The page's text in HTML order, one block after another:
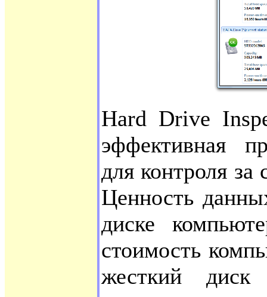
Hard Drive
эффективная
для контроля за
Ценность
диске
стоимость
жесткий